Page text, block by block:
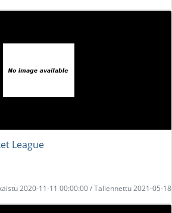
League
2020-11-11 00:00:00 / Tallennettu 2021-05-18